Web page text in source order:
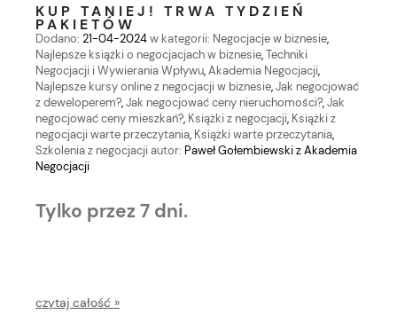
KUP TANIEJ! TRWA TYDZIEŃ
PAKIETÓW
Dodano: 21-04-2024w kategorii: Negocjacje w biznesie,
Najlepsze książki o negocjacjach w biznesie,Techniki
Negocjacji i Wywierania Wpływu,Akademia Negocjacji,
Najlepsze kursy online z negocjacji w biznesie,Jak negocjować
z deweloperem?,Jak negocjować ceny nieruchomości?,Jak
negocjować ceny mieszkań?, Książki z negocjacji, Książki z
negocjacji warte przeczytania, Książki warte przeczytania,
Szkolenia z negocjacji autor: Paweł Gołembiewski z Akademia
Negocjacji
Tylko przez 7 dni.
czytaj całość »